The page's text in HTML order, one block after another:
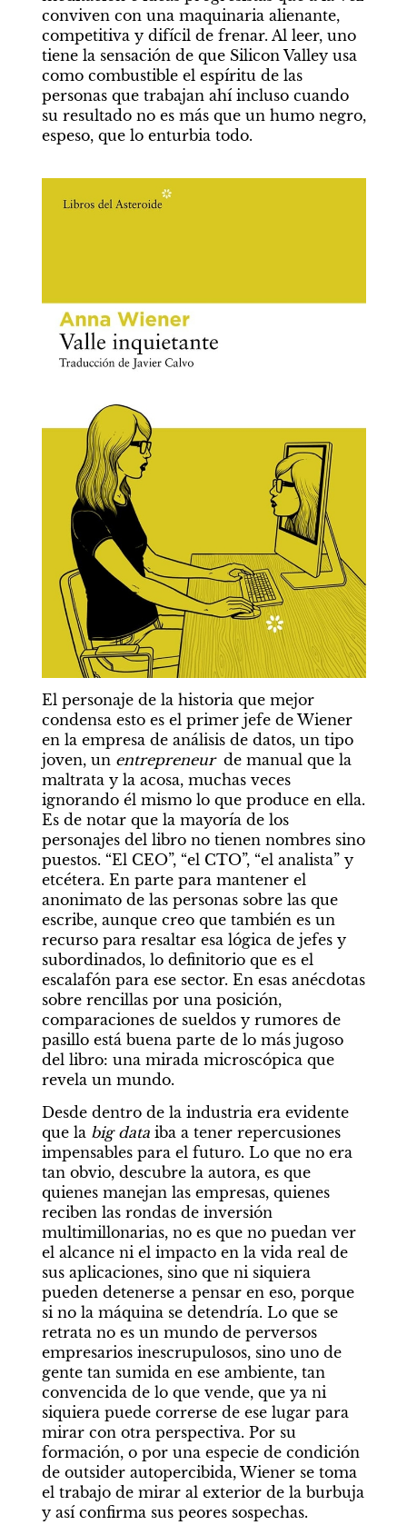
conviven con una maquinaria alienante,
competitiva y difícil de frenar. Al leer, uno
tiene la sensación de que Silicon Valley usa
como combustible el espíritu de las
personas que trabajan ahí incluso cuando
su resultado no es más que un humo negro,
espeso, que lo enturbia todo.
El personaje de la historia que mejor
condensa esto es el primer jefe de Wiener
en la empresa de análisis de datos, un tipo
joven, un
entrepreneur de manual que la
maltrata y la acosa, muchas veces
ignorando él mismo lo que produce en ella.
Es de notar que la mayoría de los
personajes del libro no tienen nombres sino
puestos. “El CEO”, “el CTO”, “el analista” y
etcétera. En parte para mantener el
anonimato de las personas sobre las que
escribe, aunque creo que también es un
recurso para resaltar esa lógica de jefes y
subordinados, lo definitorio que es el
escalafón para ese sector. En esas anécdotas
sobre rencillas por una posición,
comparaciones de sueldos y rumores de
pasillo está buena parte de lo más jugoso
del libro: una mirada microscópica que
revela un mundo.
Desde dentro de la industria era evidente
que la big data iba a tener repercusiones
impensables para el futuro. Lo que no era
tan obvio, descubre la autora, es que
quienes manejan las empresas, quienes
reciben las rondas de inversión
multimillonarias, no es que no puedan ver
el alcance ni el impacto en la vida real de
sus aplicaciones, sino que ni siquiera
pueden detenerse a pensar en eso, porque
si no la máquina se detendría. Lo que se
retrata no es un mundo de perversos
empresarios inescrupulosos, sino uno de
gente tan sumida en ese ambiente, tan
convencida de lo que vende, que ya ni
siquiera puede correrse de ese lugar para
mirar con otra perspectiva. Por su
formación, o por una especie de condición
de outsider autopercibida, Wiener se toma
el trabajo de mirar al exterior de la burbuja
y así confirma sus peores sospechas.